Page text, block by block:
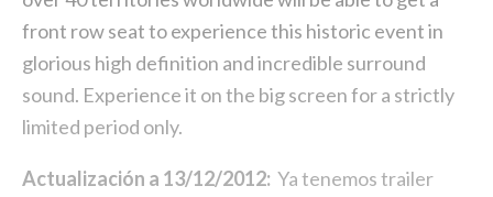
front row seat to experience this historic event in
glorious high definition and incredible surround
sound. Experience it on the big screen for a strictly
limited period only.
Actualización a 13/12/2012: Ya tenemos trailer